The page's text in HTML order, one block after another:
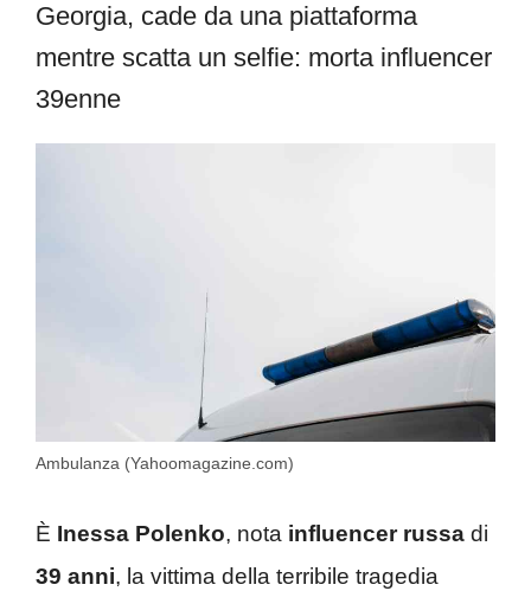
Georgia, cade da una piattaforma
mentre scatta un selfie: morta influencer
39enne
Ambulanza (Yahoomagazine.com)
È Inessa Polenko, nota influencer russa di
39 anni, la vittima della terribile tragedia